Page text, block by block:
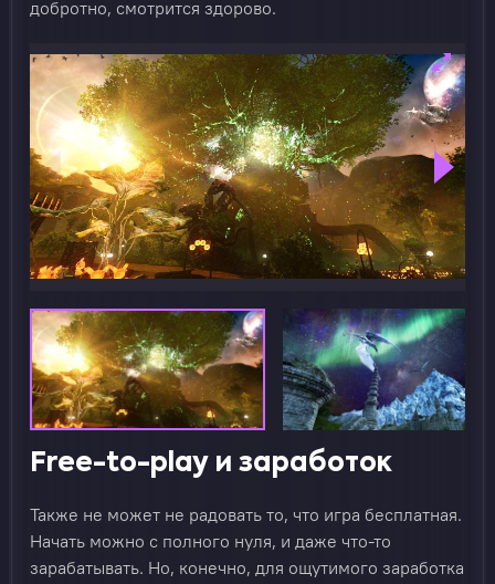
добротно, смотрится здорово.
Free-to-play и заработок
Также не может не радовать то, что игра бесплатная.
Начать можно с полного нуля, и даже что-то
зарабатывать. Но, конечно, для ощутимого заработка